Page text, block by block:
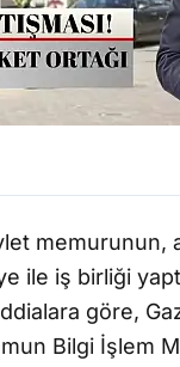
memurunun,
ile iş birliği
göre,
Bilgi İşlem